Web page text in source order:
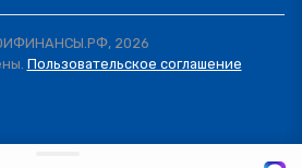
2026
Пользовательское соглашение